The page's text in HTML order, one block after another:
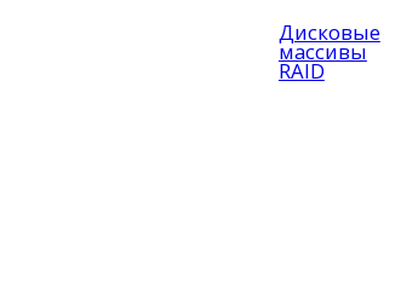
Дисковые
массивы
RAID